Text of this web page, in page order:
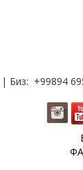
| Биз: +99894